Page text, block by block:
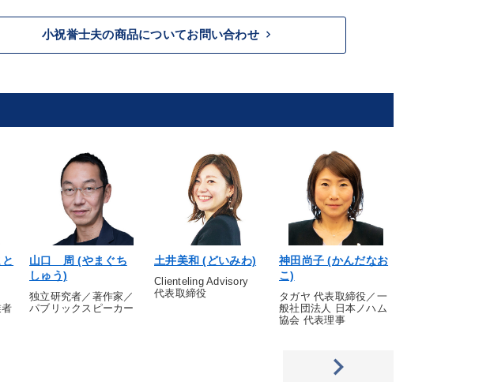
小祝誉士夫の商品についてお問い合わせ keyboard_arrow_right
山口 周 (やまぐち
しゅう)
独立研究者／著作家／
パブリックスピーカー
土井美和 (どいみわ)
Clienteling Advisory
代表取締役
神田尚子 (かんだなお
こ)
タガヤ 代表取締役／一
般社団法人 日本ノハム
協会 代表理事